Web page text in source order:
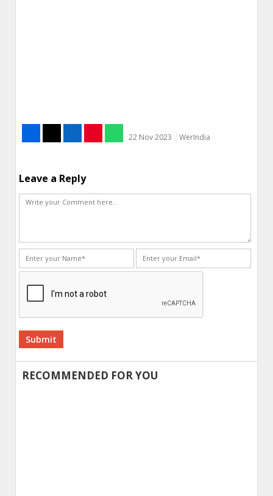
22 Nov 2023 WerIndia
Leave a Reply
Alternative:
RECOMMENDED FOR YOU